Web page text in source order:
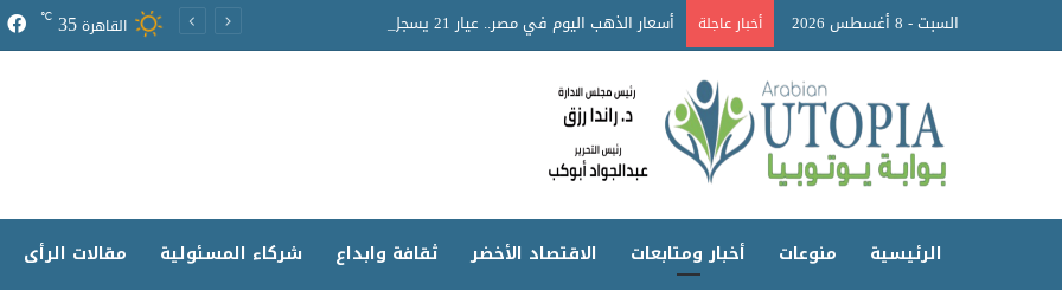
السبت - 8 أغسطس 2026 أخبار عاجلة القاهرة35
℃
الرئيسية منوعات أخبار ومتابعات الاقتصاد الأخضر ثقافة وابداع شركاء المسئولية مقالات الرأى